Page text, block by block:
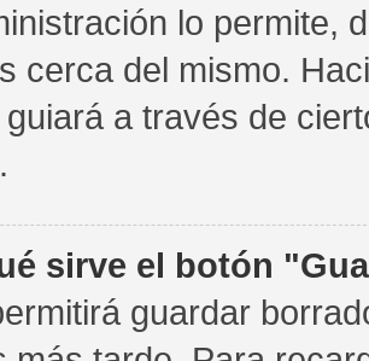
lo permite,
cerca del mismo.
a través de
sirve el botón
guardar